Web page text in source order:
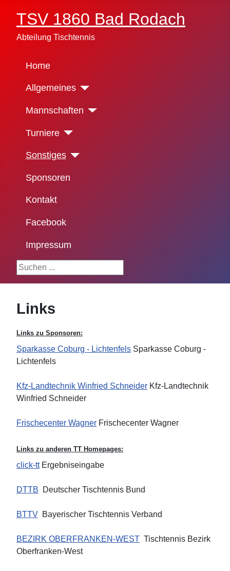
TSV 1860 Bad Rodach
Abteilung Tischtennis
Home
Allgemeines
Mannschaften
Turniere
Sonstiges
Sponsoren
Kontakt
Facebook
Impressum
Suchen ...
Links
Links zu Sponsoren:
Sparkasse Coburg - Lichtenfels Sparkasse Coburg -
Lichtenfels
Kfz-Landtechnik Winfried Schneider Kfz-Landtechnik
Winfried Schneider
Frischecenter Wagner Frischecenter Wagner
Links zu anderen TT Homepages:
click-ttErgebniseingabe
DTTB Deutscher Tischtennis Bund
BTTV Bayerischer Tischtennis Verband
BEZIRK OBERFRANKEN-WEST Tischtennis Bezirk
Oberfranken-West